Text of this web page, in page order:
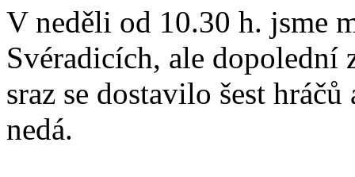
V neděli od 10.30 h. jsme
Svéradicích, ale dopolední
sraz se dostavilo šest
nedá.